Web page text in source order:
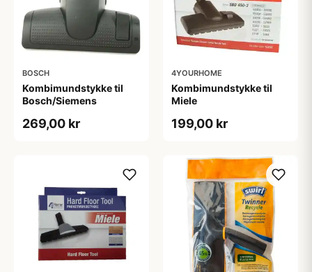
BOSCH
Kombimundstykke til
Bosch/Siemens
269,00 kr
4YOURHOME
Kombimundstykke til
Miele
199,00 kr